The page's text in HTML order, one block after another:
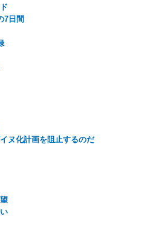
7日間
ヌ化計画を阻止するのだ